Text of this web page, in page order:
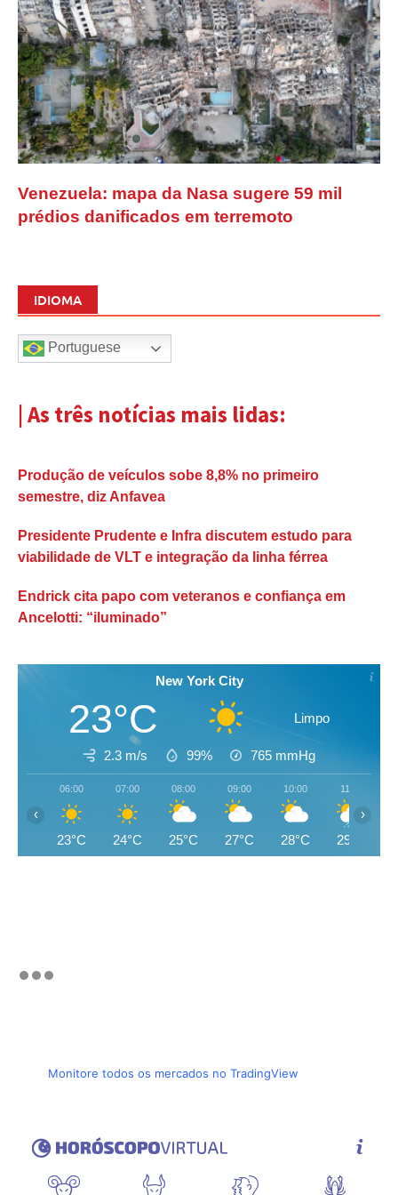
Venezuela: mapa da Nasa sugere 59 mil
prédios danificados em terremoto
IDIOMA
Portuguese
| As três notícias mais lidas:
Produção de veículos sobe 8,8% no primeiro
semestre, diz Anfavea
Presidente Prudente e Infra discutem estudo para
viabilidade de VLT e integração da linha férrea
Endrick cita papo com veteranos e confiança em
Ancelotti: “iluminado”
New York City
23°C Limpo
2.3 m/s 99% 765 mmHg
06:00
23°C
07:00
24°C
08:00
25°C
09:00
27°C
10:00
28°C
11:00
29°C
‹ ›
Monitore todos os mercados no TradingView